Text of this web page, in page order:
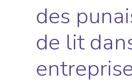
des
de lit